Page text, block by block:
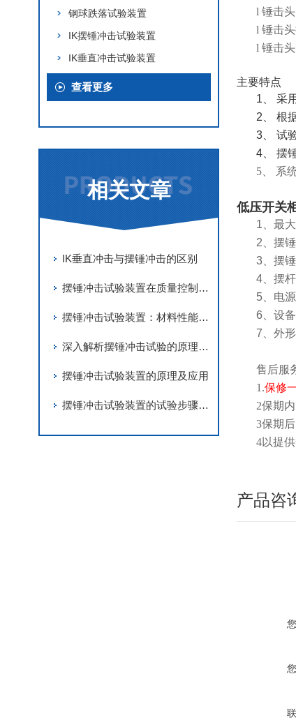
钢球跌落试验装置
IK摆锤冲击试验装置
IK垂直冲击试验装置
查看更多
相关文章
IK垂直冲击与摆锤冲击的区别
摆锤冲击试验装置在质量控制中的应用与挑战
摆锤冲击试验装置：材料性能测试的关键设备
深入解析摆锤冲击试验的原理与应用
摆锤冲击试验装置的原理及应用
摆锤冲击试验装置的试验步骤介绍
l 锤击
l 锤击
l 锤击
主要特点
1、 采用
2、 根
3、 试
4、 摆
5、 系
低压开关
1、最
2、摆
3、摆
4、摆
5、电
6、设
7、外
售后服
1.保修
2保期
3保期
4以提
产品咨